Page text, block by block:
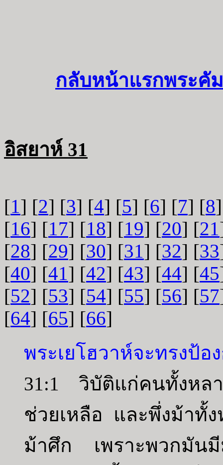
กลับหน้าแรกพระคั
อิสยาห์ 31
[1] [2] [3] [4] [5] [6] [7] [8
[16] [17] [18] [19] [20] [21
[28] [29] [30] [31] [32] [33
[40] [41] [42] [43] [44] [45
[52] [53] [54] [55] [56] [57
[64] [65] [66]
พระเยโฮวาห์จะทรงป้อ
31:1 วิบัติแก่คนทั้งหลา
ช่วยเหลือ และพึ่งม้าทั้
ม้าศึก เพราะพวกมัน